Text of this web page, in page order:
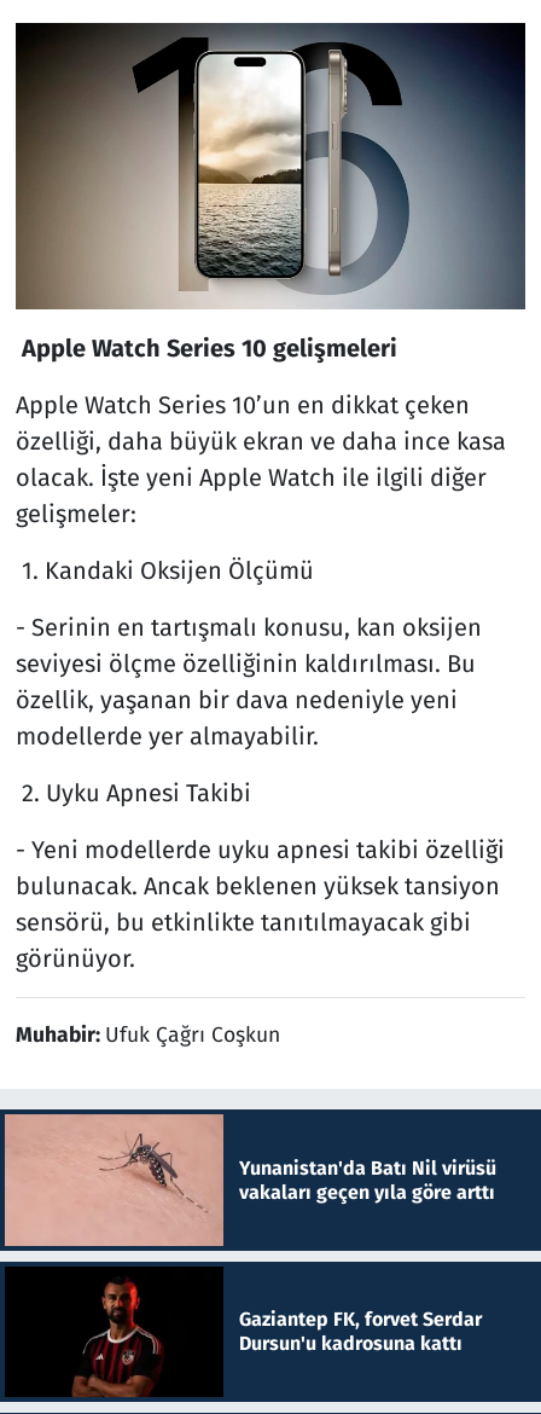
Apple Watch Series 10 gelişmeleri
Apple Watch Series 10’un en dikkat çeken
özelliği, daha büyük ekran ve daha ince kasa
olacak. İşte yeni Apple Watch ile ilgili diğer
gelişmeler:
1. Kandaki Oksijen Ölçümü
- Serinin en tartışmalı konusu, kan oksijen
seviyesi ölçme özelliğinin kaldırılması. Bu
özellik, yaşanan bir dava nedeniyle yeni
modellerde yer almayabilir.
2. Uyku Apnesi Takibi
- Yeni modellerde uyku apnesi takibi özelliği
bulunacak. Ancak beklenen yüksek tansiyon
sensörü, bu etkinlikte tanıtılmayacak gibi
görünüyor.
Muhabir: Ufuk Çağrı Coşkun
Yunanistan'da Batı Nil virüsü
vakaları geçen yıla göre arttı
Gaziantep FK, forvet Serdar
Dursun'u kadrosuna kattı